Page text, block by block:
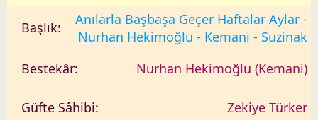
Anılarla Başbaşa Geçer Haftalar Aylar -
Nurhan Hekimoğlu - Kemani - Suzinak
Nurhan Hekimoğlu (Kemani)
Zekiye Türker